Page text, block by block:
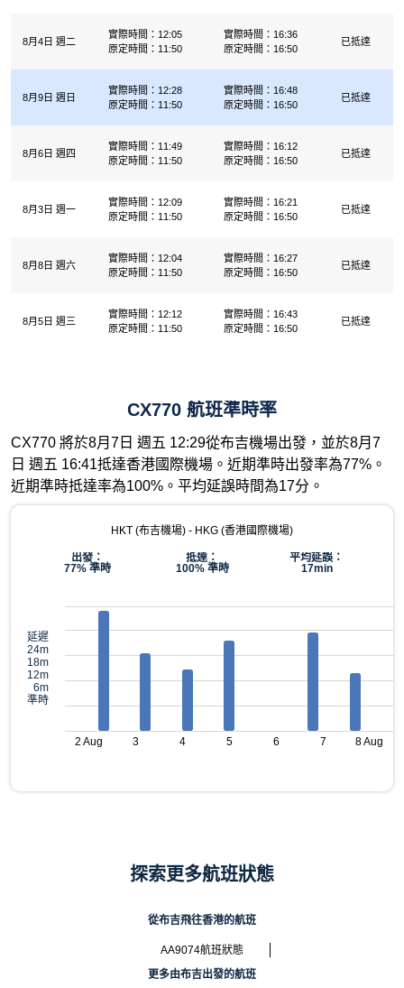
8月4日 週二
實際時間：12:05
原定時間：11:50
實際時間：16:36
原定時間：16:50
已抵達
8月9日 週日
實際時間：12:28
原定時間：11:50
實際時間：16:48
原定時間：16:50
已抵達
8月6日 週四
實際時間：11:49
原定時間：11:50
實際時間：16:12
原定時間：16:50
已抵達
8月3日 週一
實際時間：12:09
原定時間：11:50
實際時間：16:21
原定時間：16:50
已抵達
8月8日 週六
實際時間：12:04
原定時間：11:50
實際時間：16:27
原定時間：16:50
已抵達
8月5日 週三
實際時間：12:12
原定時間：11:50
實際時間：16:43
原定時間：16:50
已抵達
CX770 航班準時率
CX770 將於8月7日 週五 12:29從布吉機場出發，並於8月7
日 週五 16:41抵達香港國際機場。近期準時出發率為77%。
近期準時抵達率為100%。平均延誤時間為17分。
HKT (布吉機場) - HKG (香港國際機場)
出發：
77% 準時
抵達：
100% 準時
平均延誤：
17min
延遲
24m
18m
12m
6m
準時
2 Aug 3 4 5 6 7 8 Aug
探索更多航班狀態
從布吉飛往香港的航班
AA9074航班狀態
更多由布吉出發的航班